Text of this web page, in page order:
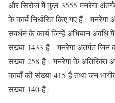
और सिरोंज में कुल 3555 मनरेगा
के कार्य निर्धारित किए गए हैं।
संवर्धन के कार्य जिन्हें अभियान अवधि
संख्या 1433 है। मनरेगा अंतर्गत जिन
संख्या 258 है। मनरेगा के अतिरिक्त
कार्यों की संख्या 415 है तथा जन
संख्या 140 है।